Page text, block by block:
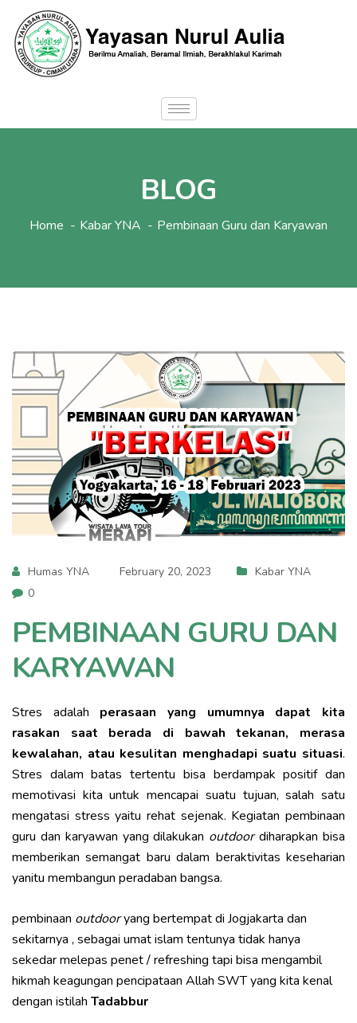
BLOG
Home Kabar YNA Pembinaan Guru dan Karyawan
Humas YNA February 20, 2023
Kabar YNA
0
PEMBINAAN GURU DAN
KARYAWAN
Stres adalah perasaan yang umumnya dapat kita
rasakan saat berada di bawah tekanan, merasa
kewalahan, atau kesulitan menghadapi suatu situasi.
Stres dalam batas tertentu bisa berdampak positif dan
memotivasi kita untuk mencapai suatu tujuan, salah satu
mengatasi stress yaitu rehat sejenak. Kegiatan pembinaan
guru dan karyawan yang dilakukan outdoordiharapkan bisa
memberikan semangat baru dalam beraktivitas keseharian
yanitu membangun peradaban bangsa.
pembinaan outdooryang bertempat di Jogjakarta dan
sekitarnya , sebagai umat islam tentunya tidak hanya
sekedar melepas penet / refreshing tapi bisa mengambil
hikmah keagungan pencipataan Allah SWT yang kita kenal
dengan istilah Tadabbur